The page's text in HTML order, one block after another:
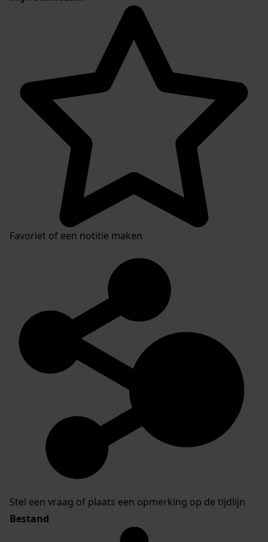
Favoriet of een notitie maken
Stel een vraag of plaats een opmerking op de tijdlijn
Bestand